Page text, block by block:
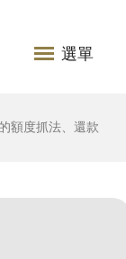
選單
額度抓法、還款